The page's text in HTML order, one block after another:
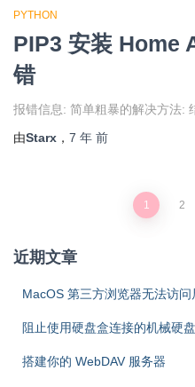
PYTHON
PIP3 安装 Home
错
报错信息: 简单粗暴的解决方法:
由Starx ， 7 年 前
章
分
页
1 2
近期文章
MacOS 第三方浏览器无法访问
阻止使用硬盘盒连接的机械硬
搭建你的 WebDAV 服务器